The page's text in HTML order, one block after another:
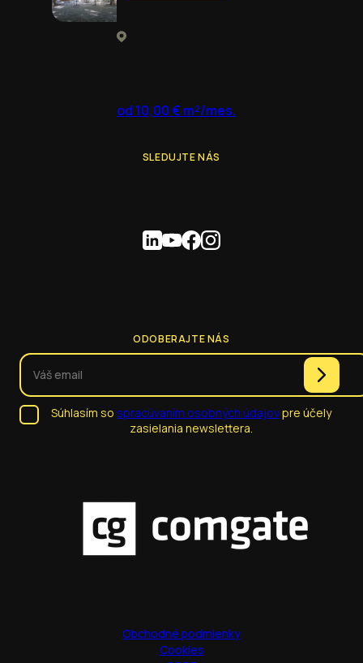
od 10,00 € m²/mes.
SLEDUJTE NÁS
ODOBERAJTE NÁS
Súhlasím so spracúvaním osobných údajovpre účely
zasielania newslettera.
Obchodné podmienky
Cookies